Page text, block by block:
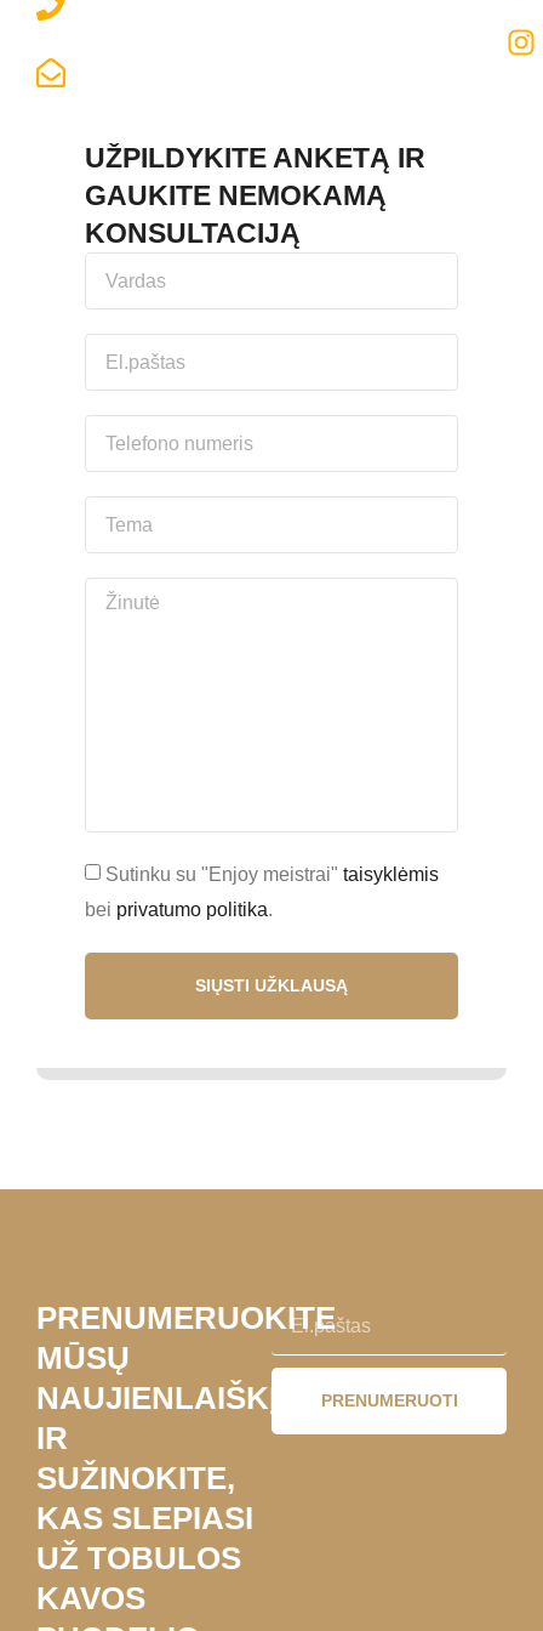
UŽPILDYKITE ANKETĄ IR
GAUKITE NEMOKAMĄ
KONSULTACIJĄ
Sutinku su "Enjoy meistrai" taisyklėmis
bei privatumo politika.
SIŲSTI UŽKLAUSĄ
PRENUMERUOKITE
MŪSŲ
NAUJIENLAIŠKĮ
IR
SUŽINOKITE,
KAS SLEPIASI
UŽ TOBULOS
KAVOS
PRENUMERUOTI